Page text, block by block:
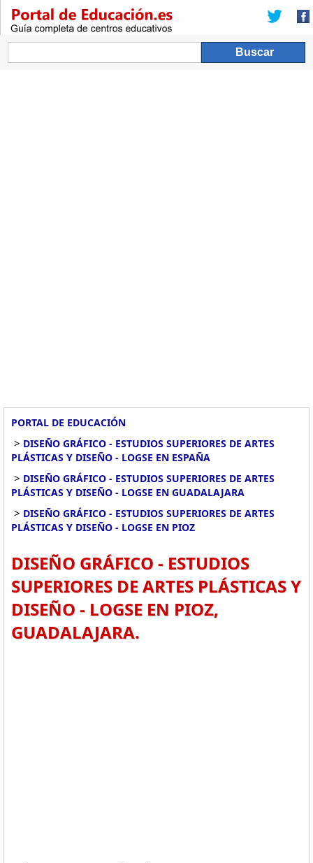
PORTAL DE EDUCACIÓN
> DISEÑO GRÁFICO - ESTUDIOS SUPERIORES DE ARTES
PLÁSTICAS Y DISEÑO - LOGSE EN ESPAÑA
> DISEÑO GRÁFICO - ESTUDIOS SUPERIORES DE ARTES
PLÁSTICAS Y DISEÑO - LOGSE EN GUADALAJARA
> DISEÑO GRÁFICO - ESTUDIOS SUPERIORES DE ARTES
PLÁSTICAS Y DISEÑO - LOGSE EN PIOZ
DISEÑO GRÁFICO - ESTUDIOS
SUPERIORES DE ARTES PLÁSTICAS Y
DISEÑO - LOGSE EN PIOZ,
GUADALAJARA.